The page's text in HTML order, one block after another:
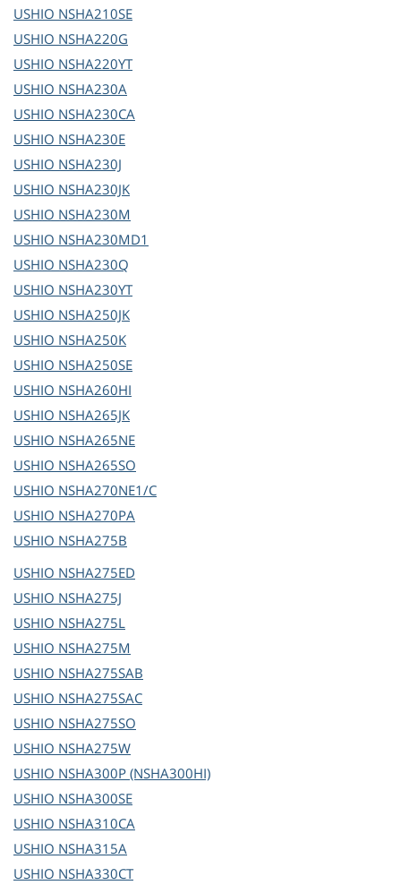
USHIO NSHA210SE
USHIO NSHA220G
USHIO NSHA220YT
USHIO NSHA230A
USHIO NSHA230CA
USHIO NSHA230E
USHIO NSHA230J
USHIO NSHA230JK
USHIO NSHA230M
USHIO NSHA230MD1
USHIO NSHA230Q
USHIO NSHA230YT
USHIO NSHA250JK
USHIO NSHA250K
USHIO NSHA250SE
USHIO NSHA260HI
USHIO NSHA265JK
USHIO NSHA265NE
USHIO NSHA265SO
USHIO NSHA270NE1/C
USHIO NSHA270PA
USHIO NSHA275B
USHIO NSHA275ED
USHIO NSHA275J
USHIO NSHA275L
USHIO NSHA275M
USHIO NSHA275SAB
USHIO NSHA275SAC
USHIO NSHA275SO
USHIO NSHA275W
USHIO NSHA300P (NSHA300HI)
USHIO NSHA300SE
USHIO NSHA310CA
USHIO NSHA315A
USHIO NSHA330CT